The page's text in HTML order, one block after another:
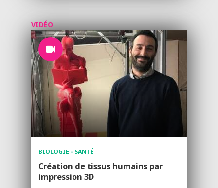
VIDÉO
BIOLOGIE - SANTÉ
Création de tissus humains par
impression 3D